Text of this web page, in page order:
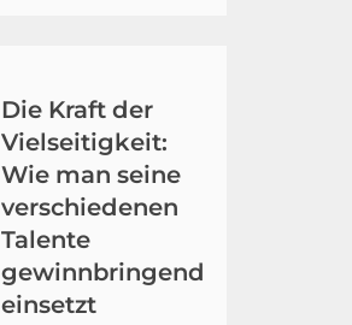
Die Kraft der
Vielseitigkeit:
Wie man seine
verschiedenen
Talente
gewinnbringend
einsetzt